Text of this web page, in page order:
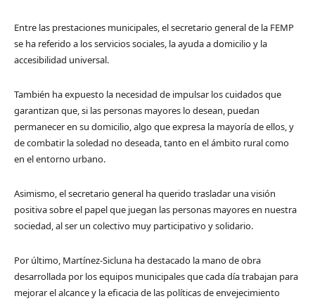
Entre las prestaciones municipales, el secretario general de la FEMP
se ha referido a los servicios sociales, la ayuda a domicilio y la
accesibilidad universal.
También ha expuesto la necesidad de impulsar los cuidados que
garantizan que, si las personas mayores lo desean, puedan
permanecer en su domicilio, algo que expresa la mayoría de ellos, y
de combatir la soledad no deseada, tanto en el ámbito rural como
en el entorno urbano.
Asimismo, el secretario general ha querido trasladar una visión
positiva sobre el papel que juegan las personas mayores en nuestra
sociedad, al ser un colectivo muy participativo y solidario.
Por último, Martínez-Sicluna ha destacado la mano de obra
desarrollada por los equipos municipales que cada día trabajan para
mejorar el alcance y la eficacia de las políticas de envejecimiento